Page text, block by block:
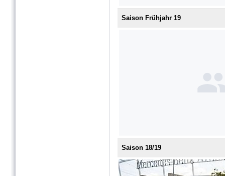
Saison Frühjahr 19
Saison 18/19